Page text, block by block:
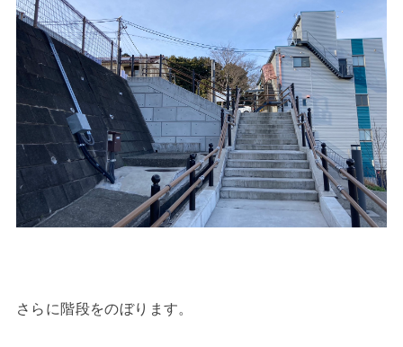
さらに階段をのぼります。